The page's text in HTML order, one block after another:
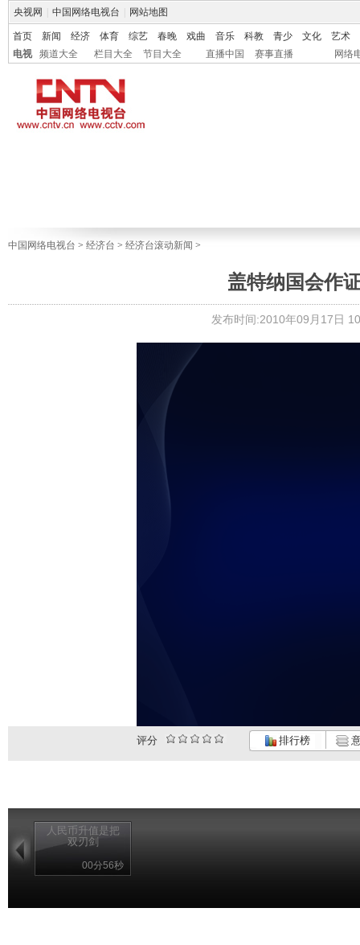
央视网 中国网络电视台 网站地图
首页 新闻 经济 体育 综艺 春晚 戏曲 音乐 科教 青少 文化
艺术
电视
频道大全 栏目大全 节目大全 直播中国 赛事直播 网络
中国网络电视台 > 经济台 > 经济台滚动新闻 >
盖特纳国会作
发布时间:2010年09月17日
评分 排行榜
人民币升值是把
双刃剑
00分56秒